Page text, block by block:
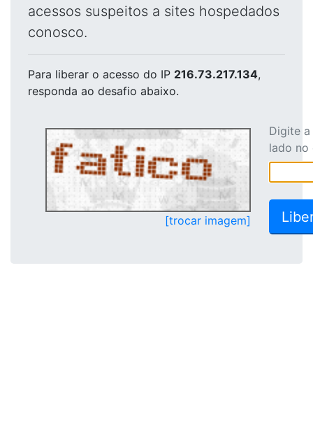
acessos suspeitos a sites hospedados
conosco.
Para liberar o acesso do IP 216.73.217.134,
responda ao desafio abaixo.
[trocar imagem]
Digite
lado no